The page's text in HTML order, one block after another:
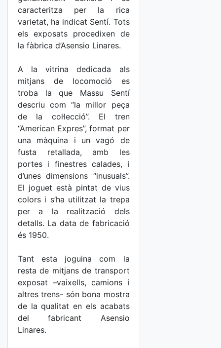
caracteritza per la rica
varietat, ha indicat Sentí. Tots
els exposats procedixen de
la fàbrica d’Asensio Linares.
A la vitrina dedicada als
mitjans de locomoció es
troba la que Massu Sentí
descriu com “la millor peça
de la col·lecció”. El tren
“American Expres”, format per
una màquina i un vagó de
fusta retallada, amb les
portes i finestres calades, i
d’unes dimensions “inusuals”.
El joguet està pintat de vius
colors i s’ha utilitzat la trepa
per a la realització dels
detalls. La data de fabricació
és 1950.
Tant esta joguina com la
resta de mitjans de transport
exposat –vaixells, camions i
altres trens- són bona mostra
de la qualitat en els acabats
del fabricant Asensio
Linares.